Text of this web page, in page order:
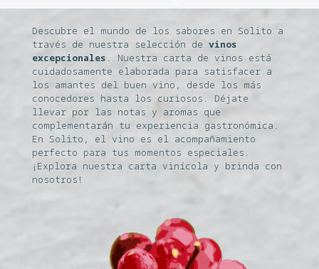
Descubre el mundo de los sabores en Solito a
través de nuestra selección de vinos
excepcionales . Nuestra carta de vinos está
cuidadosamente elaborada para satisfacer a
los amantes del buen vino, desde los más
conocedores hasta los curiosos. Déjate
llevar por las notas y aromas que
complementarán tu experiencia gastronómica.
En Solito, el vino es el acompañamiento
perfecto para tus momentos especiales.
¡Explora nuestra carta vinícola y brinda con
nosotros!